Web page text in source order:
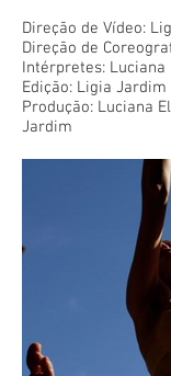
Direção de Vídeo:
Direção de
Intérpretes: Luciana
Edição: Ligia Jardim
Produção: Luciana
Jardim